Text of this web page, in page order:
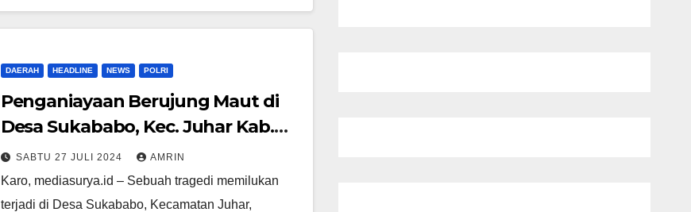
DAERAH HEADLINE NEWS POLRI
Penganiayaan Berujung Maut di
Desa Sukababo, Kec. Juhar Kab.
Karo, Polisi Tangkap Pelaku
Kurang Dari 24 Jam
SABTU 27 JULI 2024 AMRIN
Karo, mediasurya.id – Sebuah tragedi memilukan
terjadi di Desa Sukababo, Kecamatan Juhar,